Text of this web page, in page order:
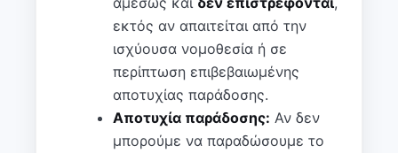
εκτός αν απαιτείται από την
ισχύουσα νομοθεσία ή σε
περίπτωση επιβεβαιωμένης
αποτυχίας παράδοσης.
Αποτυχία παράδοσης: Αν δεν
μπορούμε να παραδώσουμε το